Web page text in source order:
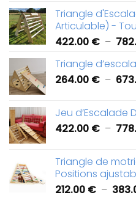
Triangle
Articulable) -
422.00 € –
Triangle
264.00 € –
Jeu d’Escalade
422.00 € –
Triangle de
Positions
212.00 € –